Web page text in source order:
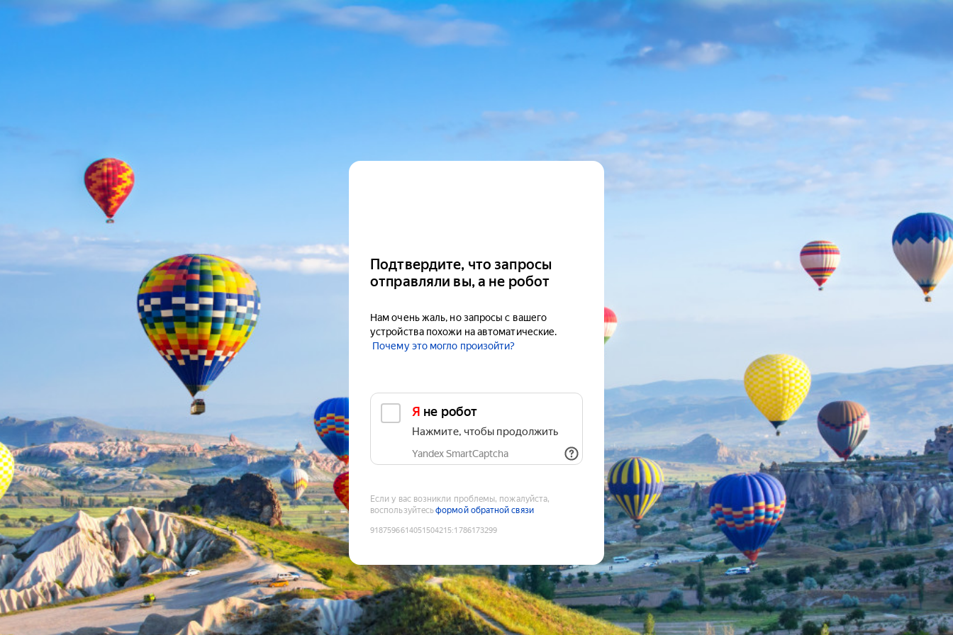
Подтвердите, что запросы
отправляли вы, а не робот
Нам очень жаль, но запросы с вашего
устройства похожи на автоматические.
Почему это могло произойти?
Я не робот
Нажмите, чтобы продолжить
Yandex SmartCaptcha
Если у вас возникли проблемы, пожалуйста,
воспользуйтесьформой обратной связи
9187596614051504215:1786173299